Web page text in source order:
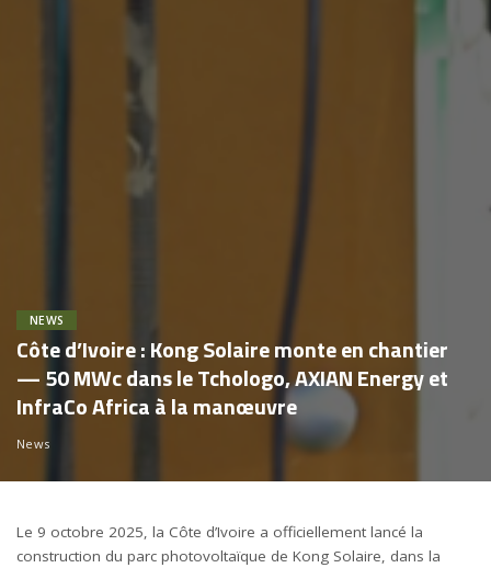
NEWS
Côte d’Ivoire : Kong Solaire monte en chantier
— 50 MWc dans le Tchologo, AXIAN Energy et
InfraCo Africa à la manœuvre
News
Le 9 octobre 2025, la Côte d’Ivoire a officiellement lancé la
construction du parc photovoltaïque de Kong Solaire, dans la